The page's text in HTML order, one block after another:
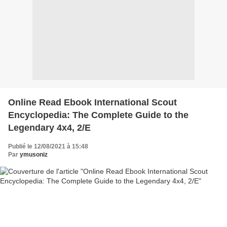
Online Read Ebook International Scout
Encyclopedia: The Complete Guide to the
Legendary 4x4, 2/E
Publié le 12/08/2021 à 15:48
Par ymusoniz